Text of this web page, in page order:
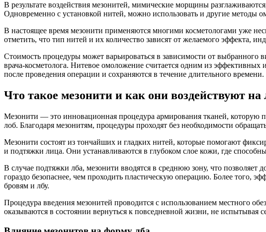
В результате воздействия мезонитей, мимические морщины
Одновременно с установкой нитей, можно использовать и другие методы
В настоящее время мезонити применяются многими косметологами уже
отметить, что тип нитей и их количество зависят от желаемого эффекта,
Стоимость процедуры может варьироваться в зависимости от выбранного
врача-косметолога. Нитевое омоложение считается одним из
после проведения операции и сохраняются в течение длительного времени.
Что такое мезонити и как они воздействуют на
Мезонити — это инновационная процедура армирования тканей, которую
лоб. Благодаря мезонитям, процедуры проходят без необходимости
Мезонити состоят из тончайших и гладких нитей, которые помогают
и подтяжки лица. Они устанавливаются в глубоком слое кожи, где
В случае подтяжки лба, мезонити вводятся в среднюю зону, что
гораздо безопаснее, чем проходить пластическую операцию. Более того,
бровям и лбу.
Процедура введения мезонитей проводится с использованием местного
оказываются в состоянии вернуться к повседневной жизни, не испытывая